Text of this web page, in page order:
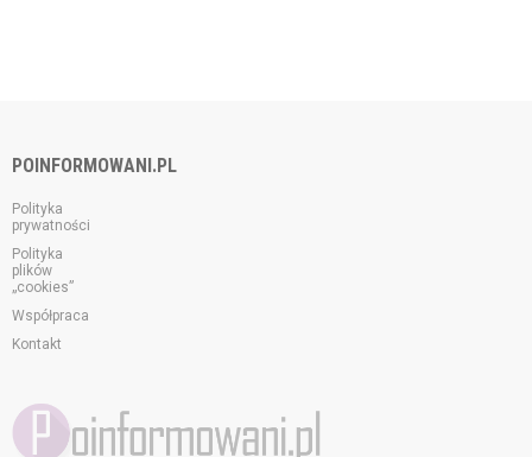
POINFORMOWANI.PL
Polityka
prywatności
Polityka
plików
„cookies”
Współpraca
Kontakt